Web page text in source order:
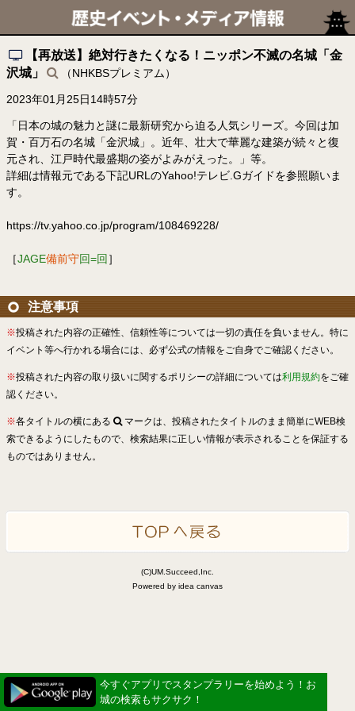
【再放送】絶対行きたくなる！ニッポン不滅の名城「金
沢城」
（NHKBSプレミアム）
2023年01月25日14時57分
「日本の城の魅力と謎に最新研究から迫る人気シリーズ。今回は加
賀・百万石の名城「金沢城」。近年、壮大で華麗な建築が続々と復
元され、江戸時代最盛期の姿がよみがえった。」等。
詳細は情報元である下記URLのYahoo!テレビ.Gガイドを参照願いま
す。
https://tv.yahoo.co.jp/program/108469228/
［JAGE備前守回=回 ］
注意事項
※投稿された内容の正確性、信頼性等については一切の責任を負いません。特に
イベント等へ行かれる場合には、必ず公式の情報をご自身でご確認ください。
※投稿された内容の取り扱いに関するポリシーの詳細については利用規約をご確
認ください。
※各タイトルの横にある
マークは、投稿されたタイトルのまま簡単にWEB検
索できるようにしたもので、検索結果に正しい情報が表示されることを保証する
ものではありません。
(C)UM.Succeed,Inc.
Powered by idea canvas
今すぐアプリでスタンプラリーを始めよう！お
城の検索もサクサク！